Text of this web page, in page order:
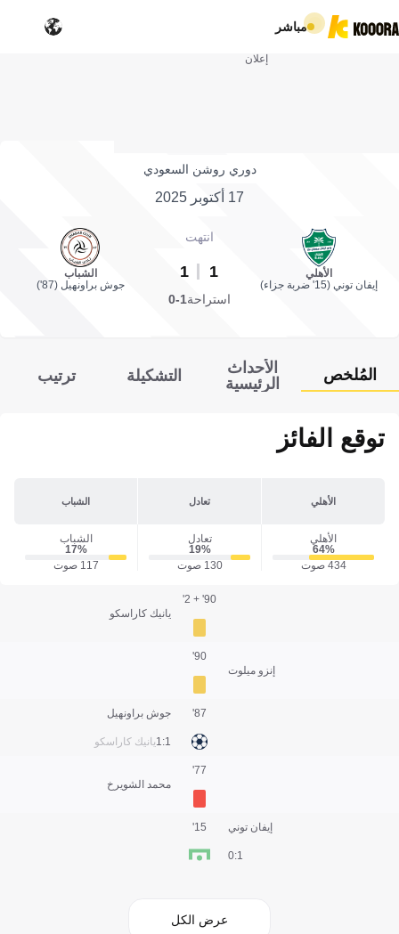
مباشر
إعلان
دوري روشن السعودي
17 أكتوبر 2025
الأهلي
إيفان توني (15' ضربة جزاء)
انتهت
1
1
الشباب
جوش براونهيل (87')
استراحة1-0
المُلخص
الأحداث
الرئيسية
التشكيلة ترتيب
توقع الفائز
الأهلي تعادل الشباب
الأهلي
64‎%‎
434 صوت
تعادل
19‎%‎
130 صوت
الشباب
17‎%‎
117 صوت
يانيك كاراسكو
90' + 2'
إنزو ميلوت
90'
جوش براونهيل
يانيك كاراسكو1:1
87'
محمد الشويرخ
77'
إيفان توني
1:0
15'
عرض الكل